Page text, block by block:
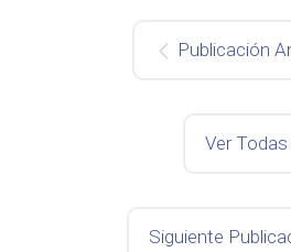
Publicación
Ver Todas
Siguiente